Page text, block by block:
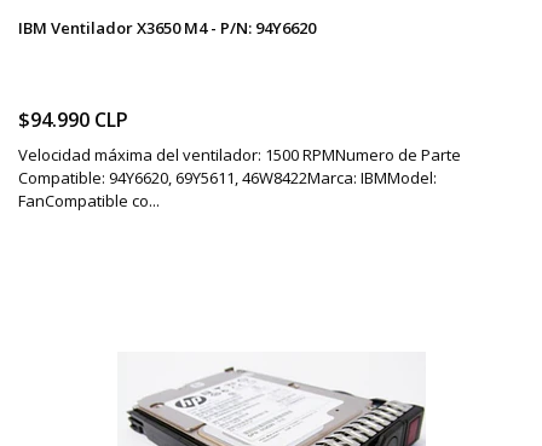
IBM Ventilador X3650 M4 - P/N: 94Y6620
$94.990 CLP
Velocidad máxima del ventilador: 1500 RPMNumero de Parte
Compatible: 94Y6620, 69Y5611, 46W8422Marca: IBMModel:
FanCompatible co...